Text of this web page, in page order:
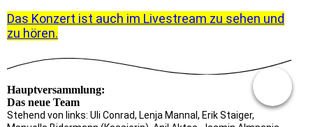
Das Konzert ist auch im Livestream zu sehen und
zu hören.
Hauptversammlung:
Das neue Team
Stehend von links: Uli Conrad, Lenja Mannal, Erik Staiger,